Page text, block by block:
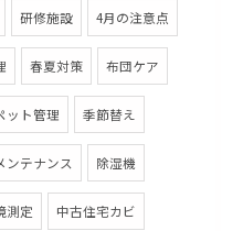
研修施設 4月の注意点
春夏対策 布団ケア
ット管理 季節替え
ンテナンス 除湿機
測定 中古住宅カビ